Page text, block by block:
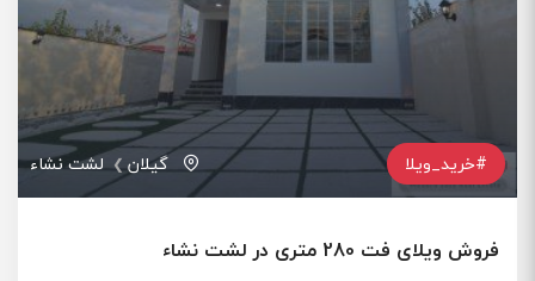
#خرید_ویلا گیلان لشت نشاء
فروش ویلای فت 280 متری در لشت نشاء